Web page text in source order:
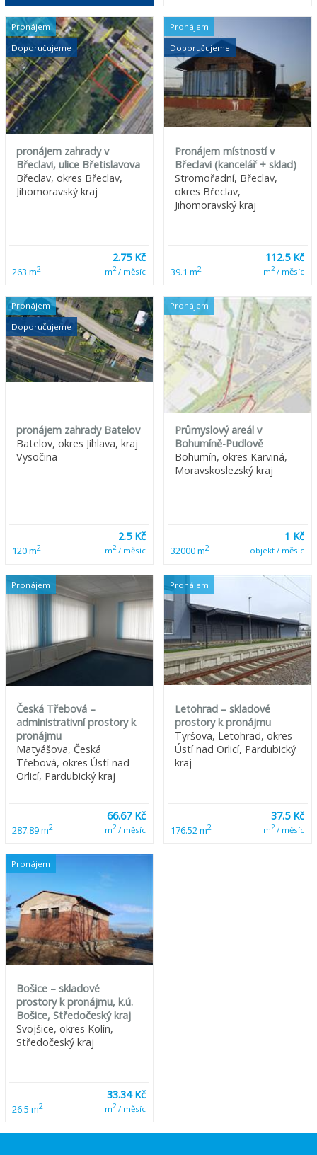
Pronájem
Doporučujeme
pronájem zahrady v
Břeclavi, ulice Břetislavova
Břeclav, okres Břeclav,
Jihomoravský kraj
263 m2
2.75 Kč
m2/ měsíc
Pronájem
Doporučujeme
Pronájem místností v
Břeclavi (kancelář + sklad)
Stromořadní, Břeclav,
okres Břeclav,
Jihomoravský kraj
39.1 m2
112.5 Kč
m2/ měsíc
Pronájem
Doporučujeme
pronájem zahrady Batelov
Batelov, okres Jihlava, kraj
Vysočina
120 m2
2.5 Kč
m2/ měsíc
Pronájem
Průmyslový areál v
Bohumíně-Pudlově
Bohumín, okres Karviná,
Moravskoslezský kraj
32000 m2
1 Kč
objekt / měsíc
Pronájem
Česká Třebová –
administrativní prostory k
pronájmu
Matyášova, Česká
Třebová, okres Ústí nad
Orlicí, Pardubický kraj
287.89 m2
66.67 Kč
m2/ měsíc
Pronájem
Letohrad – skladové
prostory k pronájmu
Tyršova, Letohrad, okres
Ústí nad Orlicí, Pardubický
kraj
176.52 m2
37.5 Kč
m2/ měsíc
Pronájem
Bošice – skladové
prostory k pronájmu, k.ú.
Bošice, Středočeský kraj
Svojšice, okres Kolín,
Středočeský kraj
26.5 m2
33.34 Kč
m2/ měsíc